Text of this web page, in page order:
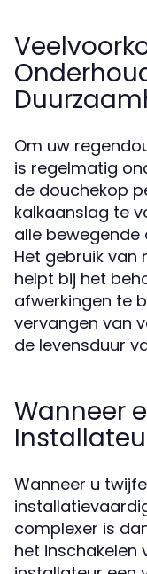
Om uw
is regelmatig
de douchekop
kalkaanslag te
alle bewegende
Het gebruik van
helpt bij het
afwerkingen te
vervangen van
de levensduur
Wanneer
Wanneer u
complexer is
het inschakelen